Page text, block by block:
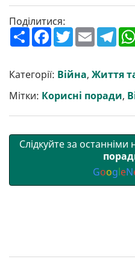
Поділитися:
П
о
р
и
т
и
F
a
b
o
o
k
T
w
t
e
r
E
m
l
T
e
g
r
a
m
Категорії: Війна, Життя
Мітки: Корисні поради,
Слідкуйте за
GoogleN